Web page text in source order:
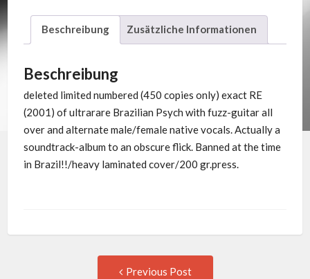
Beschreibung Zusätzliche Informationen
Beschreibung
deleted limited numbered (450 copies only) exact RE
(2001) of ultrarare Brazilian Psych with fuzz-guitar all
over and alternate male/female native vocals. Actually a
soundtrack-album to an obscure flick. Banned at the time
in Brazil!!/heavy laminated cover/200 gr.press.
Previous Post